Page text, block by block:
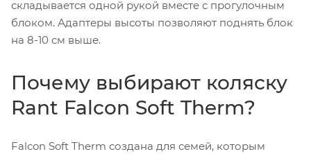
складывается одной рукой вместе с прогулочным
блоком. Адаптеры высоты позволяют поднять блок
на 8-10 см выше.
Почему выбирают коляску
Rant Falcon Soft Therm?
Falcon Soft Therm создана для семей, которым